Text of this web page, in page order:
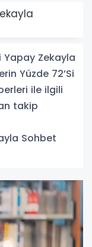
Yapay Zekayla
Yüzde 72’Si
ile ilgili
takip
Sohbet